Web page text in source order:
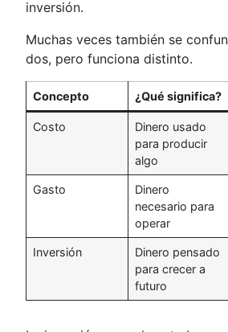
inversión.
Muchas veces también se
dos, pero funciona distinto.
Concepto ¿Qué significa?
Costo
Dinero usado
para producir
algo
Gasto
Dinero
necesario para
operar
Inversión
Dinero pensado
para crecer a
futuro